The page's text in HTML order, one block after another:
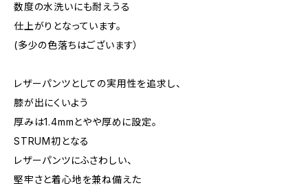
数度の水洗いにも耐えうる
仕上がりとなっています。
(多少の色落ちはございます）
レザーパンツとしての実用性を追求し、
膝が出にくいよう
厚みは1.4mmとやや厚めに設定。
STRUM初となる
レザーパンツにふさわしい、
堅牢さと着心地を兼ね備えた